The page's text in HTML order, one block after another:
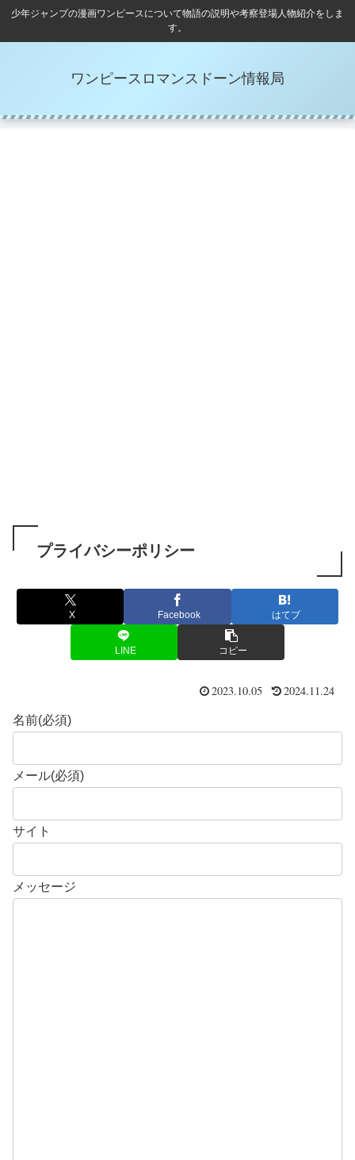
少年ジャンプの漫画ワンピースについて物語の説明や考察登場人物紹介をしま
す。
ワンピースロマンスドーン情報局
プライバシーポリシー
X Facebook はてブ
LINE コピー
2023.10.05 2024.11.24
名前(必須)
メール(必須)
サイト
メッセージ